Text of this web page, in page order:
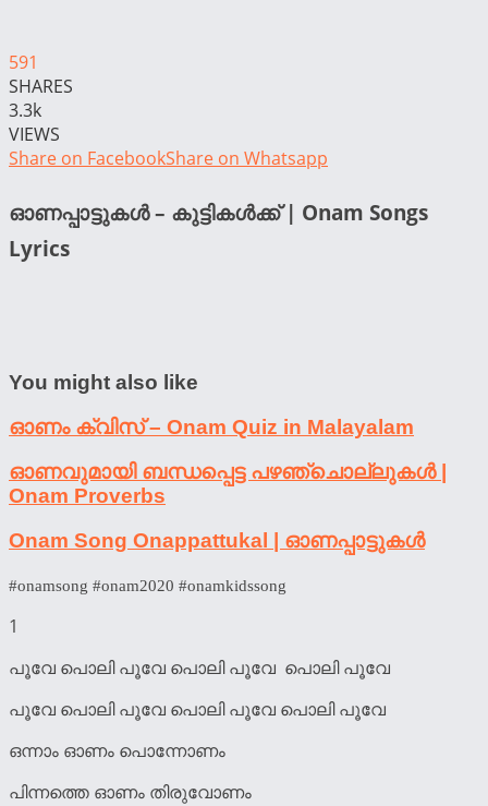
591
SHARES
3.3k
VIEWS
Share on FacebookShare on Whatsapp
ഓണപ്പാട്ടുകൾ – കുട്ടികൾക്ക് | Onam Songs
Lyrics
You might also like
ഓണം ക്വിസ് – Onam Quiz in Malayalam
ഓണവുമായി ബന്ധപ്പെട്ട പഴഞ്ചൊല്ലുകൾ |
Onam Proverbs
Onam Song Onappattukal | ഓണപ്പാട്ടുകൾ
#onamsong #onam2020 #onamkidssong
1
പൂവേ പൊലി പൂവേ പൊലി പൂവേ പൊലി പൂവേ
പൂവേ പൊലി പൂവേ പൊലി പൂവേ പൊലി പൂവേ
ഒന്നാം ഓണം പൊന്നോണം
പിന്നത്തെ ഓണം തിരുവോണം